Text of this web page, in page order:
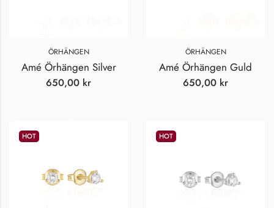
ÖRHÄNGEN
Amé Örhängen Silver
650,00 kr
ÖRHÄNGEN
Amé Örhängen Guld
650,00 kr
HOT HOT